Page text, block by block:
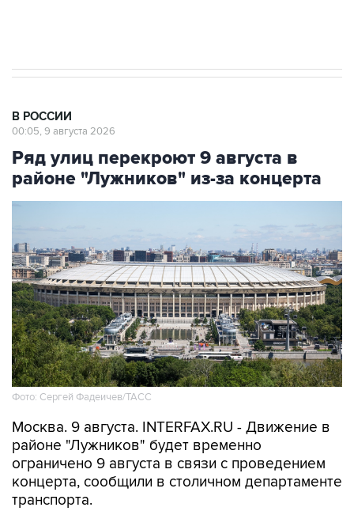
В РОССИИ
00:05, 9 августа 2026
Ряд улиц перекроют 9 августа в
районе "Лужников" из-за концерта
Фото: Сергей Фадеичев/ТАСС
Москва. 9 августа. INTERFAX.RU - Движение в
районе "Лужников" будет временно
ограничено 9 августа в связи с проведением
концерта, сообщили в столичном департаменте
транспорта.